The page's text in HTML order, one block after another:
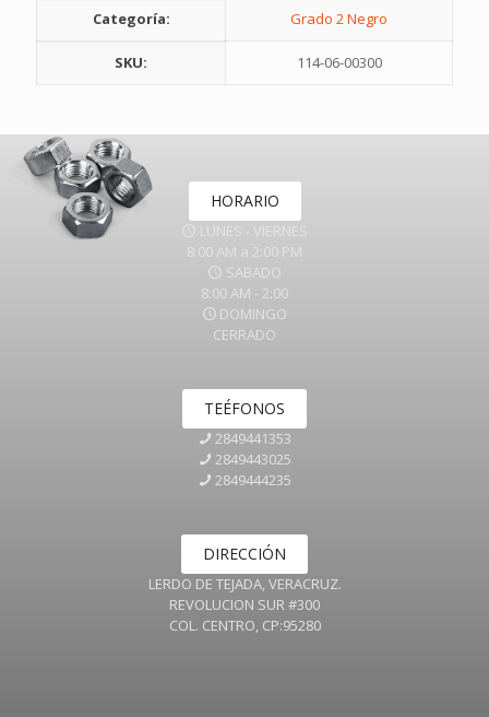
Categoría: Grado 2 Negro
SKU: 114-06-00300
HORARIO
LUNES - VIERNES
8:00 AM a 2:00 PM
SABADO
8:00 AM - 2:00
DOMINGO
CERRADO
TEÉFONOS
2849441353
2849443025
2849444235
DIRECCIÓN
LERDO DE TEJADA, VERACRUZ.
REVOLUCION SUR #300
COL. CENTRO, CP:95280